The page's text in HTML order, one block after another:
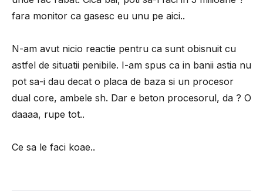
fara monitor ca gasesc eu unu pe aici..
N-am avut nicio reactie pentru ca sunt obisnuit cu
astfel de situatii penibile. I-am spus ca in banii astia nu
pot sa-i dau decat o placa de baza si un procesor
dual core, ambele sh. Dar e beton procesorul, da ? O
daaaa, rupe tot..
Ce sa le faci koae..